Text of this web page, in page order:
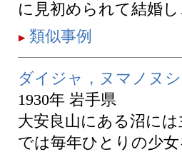
に見初められて結婚
類似事例
ダイジャ，ヌマノヌシ
1930年 岩手県
大安良山にある沼に
では毎年ひとりの少